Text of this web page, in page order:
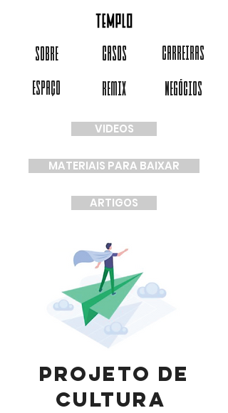
NEGÓCIOS
CASOS
ESPAÇO
SOBRE
CARREIRAS
REMIX
PROJETO DE
CULTURA
VIDEOS
MATERIAIS PARA BAIXAR
ARTIGOS